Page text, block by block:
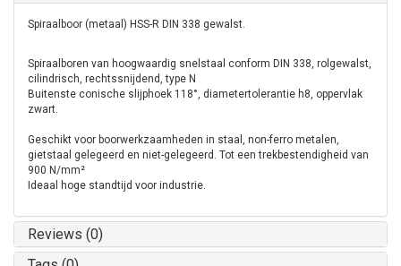
Spiraalboor (metaal) HSS-R DIN 338 gewalst.
Spiraalboren van hoogwaardig snelstaal conform DIN 338, rolgewalst,
cilindrisch, rechtssnijdend, type N
Buitenste conische slijphoek 118°, diametertolerantie h8, oppervlak
zwart.
Geschikt voor boorwerkzaamheden in staal, non-ferro metalen,
gietstaal gelegeerd en niet-gelegeerd. Tot een trekbestendigheid van
900 N/mm²
Ideaal hoge standtijd voor industrie.
Reviews (0)